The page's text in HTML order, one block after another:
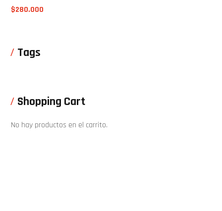
$280.000
Tags
Shopping Cart
No hay productos en el carrito.